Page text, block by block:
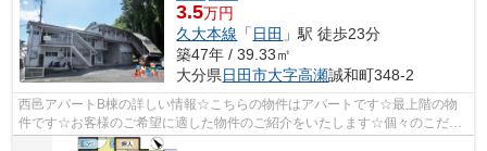
3.5万円
久大本線 「 日田 」駅 徒歩23分
築47年 / 39.33㎡
大分県日田市大字高瀬誠和町348-2
西邑アパートB棟の詳しい情報☆こちらの物件はアパートです☆最上階の物
件です☆お客様のご希望に適した物件のご紹介をいたします☆個々のこだわ
りやご要望などございましたら、お気軽に当...